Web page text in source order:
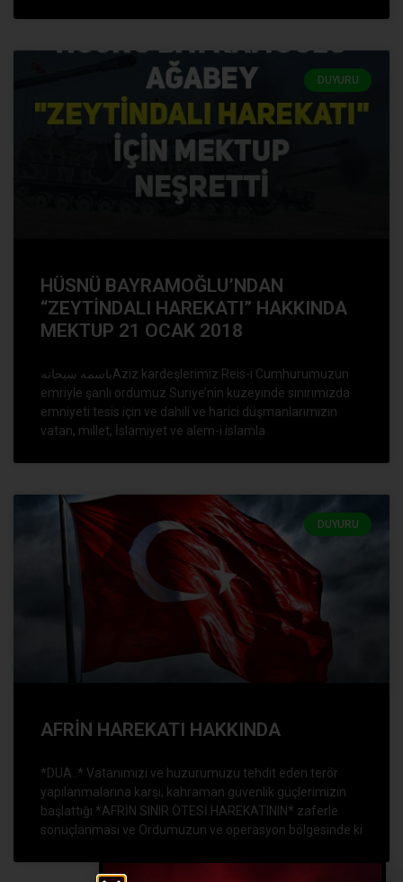
DUYURU
HÜSNÜ BAYRAMOĞLU’NDAN
“ZEYTİNDALI HAREKATI” HAKKINDA
MEKTUP 21 OCAK 2018
باسمه سبحانهAziz kardeşlerimiz Reis-i Cumhurumuzun
emriyle şanlı ordumuz Suriye’nin kuzeyinde sınırımızda
emniyeti tesis için ve dahili ve harici düşmanlarımızın
vatan, millet, İslamiyet ve alem-i islamla
DUYURU
AFRİN HAREKATI HAKKINDA
*DUA..* Vatanımızı ve huzurumuzu tehdit eden terör
yapılanmalarına karşı, kahraman güvenlik güçlerimizin
başlattığı *AFRİN SINIR ÖTESİ HAREKATININ* zaferle
sonuçlanması ve Ordumuzun ve operasyon bölgesinde ki